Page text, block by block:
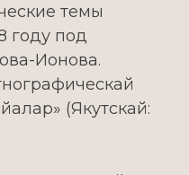
темы
году под
Ионова.
(Якутскай: